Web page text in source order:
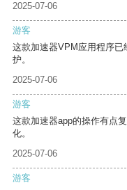
2025-07-06
游客
这款加速器VPM应用程序
护。
2025-07-06
游客
这款加速器app的操作有点
化。
2025-07-06
游客